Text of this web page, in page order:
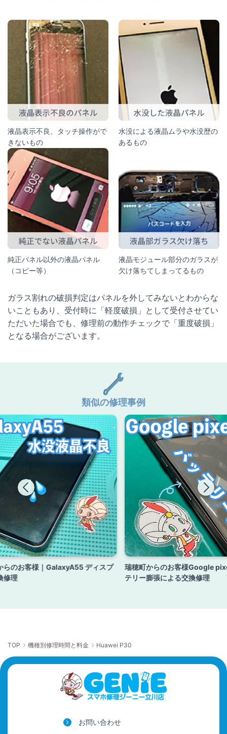
液晶表示不良、タッチ操作がで
きないもの
水没による液晶ムラや水没歴の
あるもの
純正パネル以外の液晶パネル
（コピー等）
液晶モジュール部分のガラスが
欠け落ちてしまってるもの
ガラス割れの破損判定はパネルを外してみないとわからな
いこともあり、受付時に「軽度破損」として受付させてい
ただいた場合でも、修理前の動作チェックで「重度破損」
となる場合がございます。
類似の修理事例
らのお客様｜GalaxyA55 ディスプ
修理
瑞穂町からのお客様Google
テリー膨張による交換修理
TOP 機種別修理時間と料金 Huawei P30
お問い合わせ